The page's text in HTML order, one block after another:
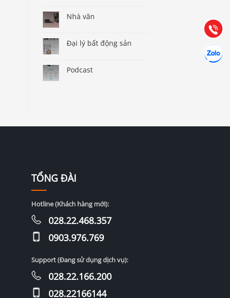
Nhà văn
Đại lý bất động sản
Podcast
TỔNG ĐÀI
Hotline (Khách hàng mới):
028.22.468.357
0903.976.769
Support (Đang sử dụng dịch vụ):
028.22.166.200
028.22166144
Gọi cho
(028) 22.166.144
Chát